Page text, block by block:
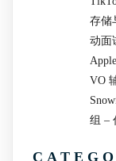
存储
动面
VO
组 –